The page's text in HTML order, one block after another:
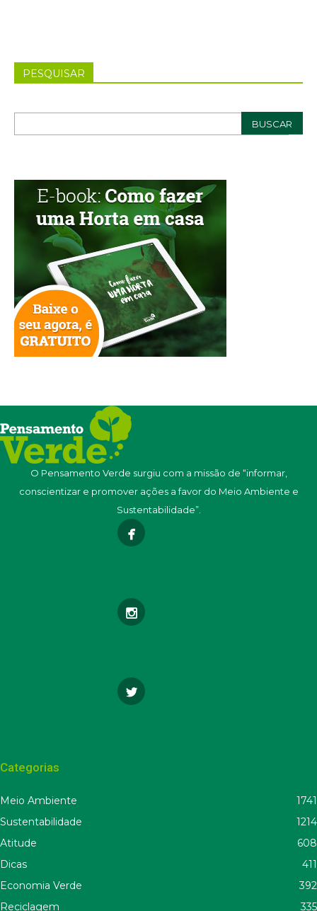
PESQUISAR
O Pensamento Verde surgiu com a missão de “informar,
conscientizar e promover ações a favor do Meio Ambiente e
Sustentabilidade”.
Categorias
Meio Ambiente
1741
Sustentabilidade
1214
Atitude
608
Dicas
411
Economia Verde
392
Reciclagem
335